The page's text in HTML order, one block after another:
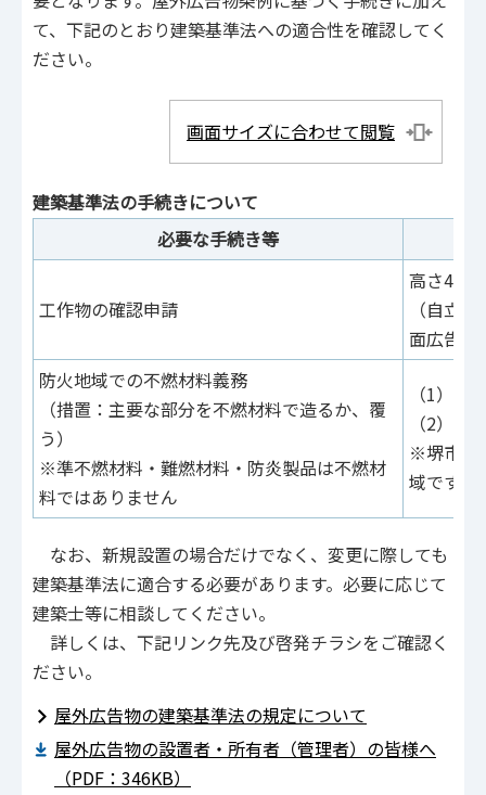
て、下記のとおり建築基準法への適合性を確認してく
ださい。
画面サイズに合わせて閲覧
建築基準法の手続きについて
必要な手続き等
工作物の確認申請
高さ4m
（自立
面広告物
防火地域での不燃材料義務
（措置：主要な部分を不燃材料で造るか、覆
う）
※準不燃材料・難燃材料・防炎製品は不燃材
料ではありません
（1）建
（2）高
※堺市で
域です
なお、新規設置の場合だけでなく、変更に際しても
建築基準法に適合する必要があります。必要に応じて
建築士等に相談してください。
詳しくは、下記リンク先及び啓発チラシをご確認く
ださい。
屋外広告物の建築基準法の規定について
屋外広告物の設置者・所有者（管理者）の皆様へ
（PDF：346KB）